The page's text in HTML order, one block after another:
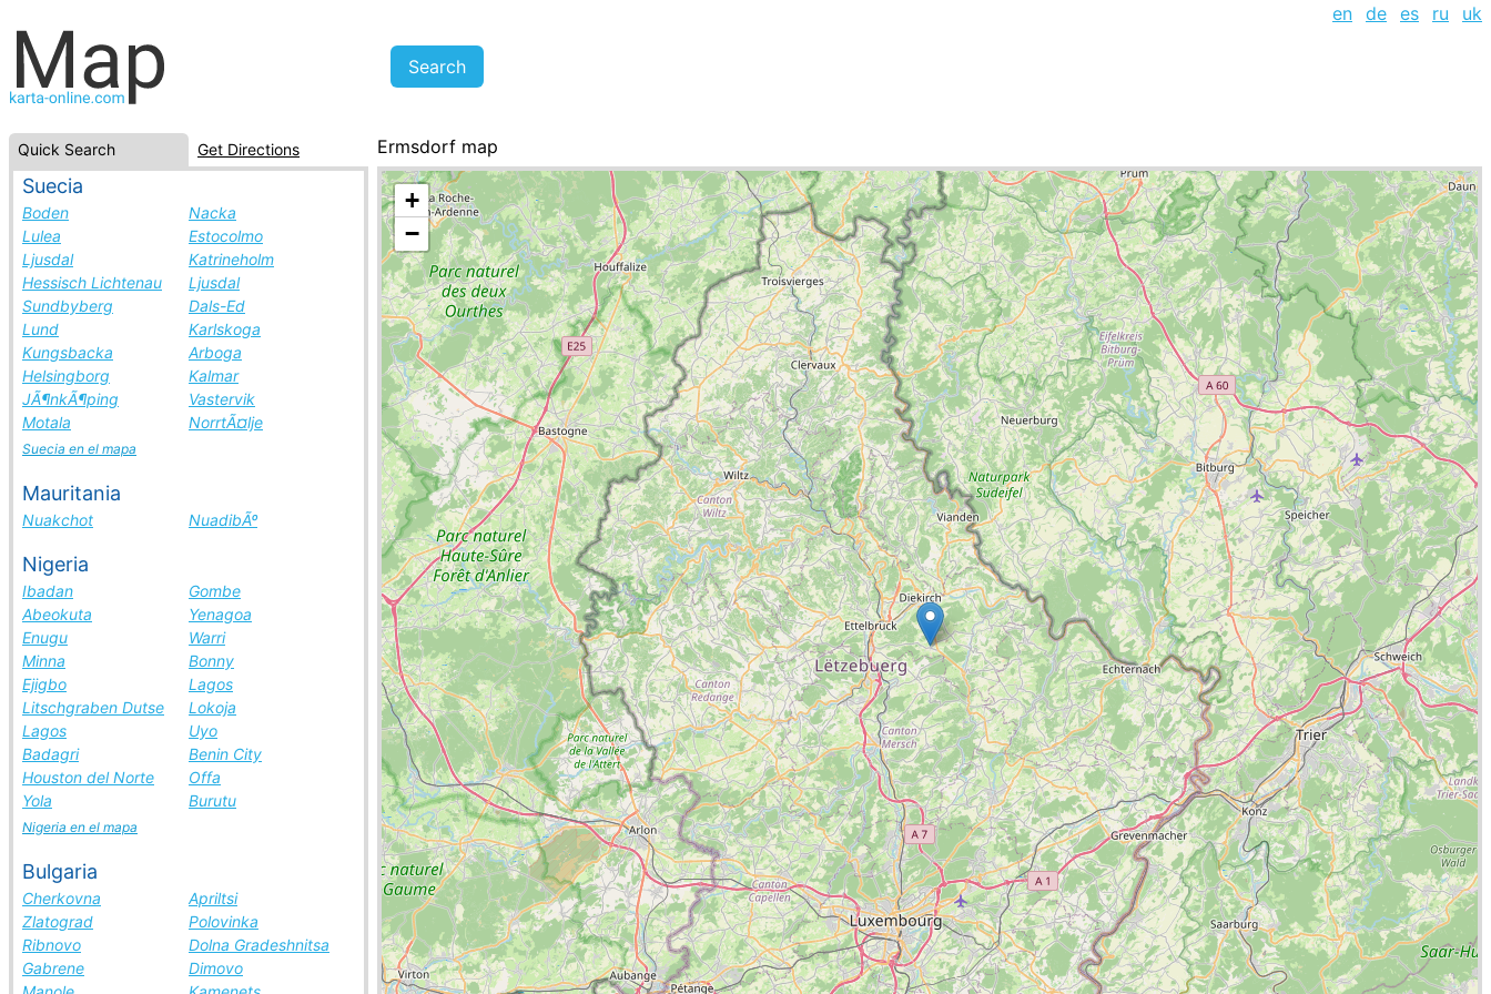
en de es ru uk
Quick Search Get Directions
Suecia
Boden
Nacka
Lulea
Estocolmo
Ljusdal
Katrineholm
Hessisch Lichtenau
Ljusdal
Sundbyberg
Dals-Ed
Lund
Karlskoga
Kungsbacka
Arboga
Helsingborg
Kalmar
JÃ¶nkÃ¶ping
Vastervik
Motala
NorrtÃ¤lje
Suecia en el mapa
Mauritania
Nuakchot NuadibÃº
Nigeria
Ibadan
Gombe
Abeokuta
Yenagoa
Enugu
Warri
Minna
Bonny
Ejigbo
Lagos
Litschgraben Dutse
Lokoja
Lagos
Uyo
Badagri
Benin City
Houston del Norte
Offa
Yola
Burutu
Nigeria en el mapa
Bulgaria
Cherkovna
Apriltsi
Zlatograd
Polovinka
Ribnovo
Dolna Gradeshnitsa
Gabrene
Dimovo
Ermsdorf map
Luxembourg, cities list
+
−